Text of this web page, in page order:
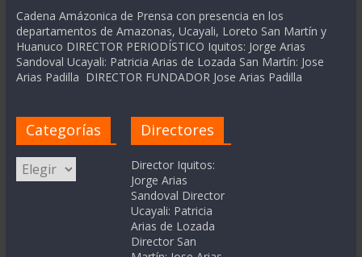
Cadena Amázonica de Prensa con presencia en los
departamentos de Amazonas, Ucayali, Loreto San Martín y
Huanuco DIRECTOR PERIODÍSTICO Iquitos: Jorge Arias
Sandoval Ucayali: Patricia Arias de Lozada San Martín: Jose
Arias Padilla DIRECTOR FUNDADOR Jose Arias Padilla
Categorías
Categorías
Directores
Director Iquitos:
Jorge Arias
Sandoval Director
Ucayali: Patricia
Arias de Lozada
Director San